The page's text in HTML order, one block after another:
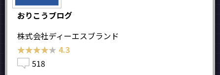
おりこうブログ
株式会社ディーエスブランド
★★★★★
★★★★★ 4.3
518